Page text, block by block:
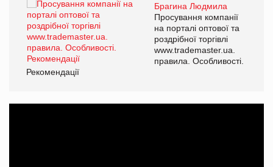
Брагина Людмила
Просування компанії
на порталі оптової та
роздрібної торгівлі
www.trademaster.ua.
правила. Особливості.
Рекомендації